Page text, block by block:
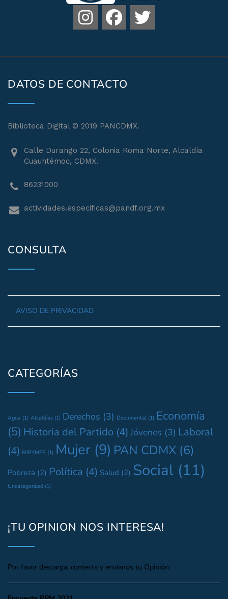
DATOS DE CONTACTO
Biblioteca Digital © 2019 PANCDMX.
Calle Durango 22, Colonia Roma Norte, Alcaldía
Cuauhtémoc, CDMX.
86231000
actividades.especificas@pandf.org.mx
CONSULTA
AVISO DE PRIVACIDAD
CATEGORÍAS
Agua (1) Alcaldías (1) Derechos (3) Documental (1) Economía
(5) Historia del Partido (4) Jóvenes (3) Laboral
(4) MIPYMES (1) Mujer (9) PAN CDMX (6)
Pobreza (2) Política (4) Salud (2) Social (11)
Uncategorized (1)
¡TU OPINION NOS INTERESA!
Por favor descarga, contesta y envíanos tu Opinión: